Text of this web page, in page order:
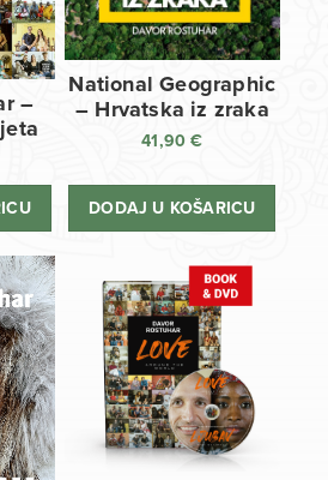
–
National Geographic
– Hrvatska iz zraka
41,90€
DODAJ U KOŠARICU